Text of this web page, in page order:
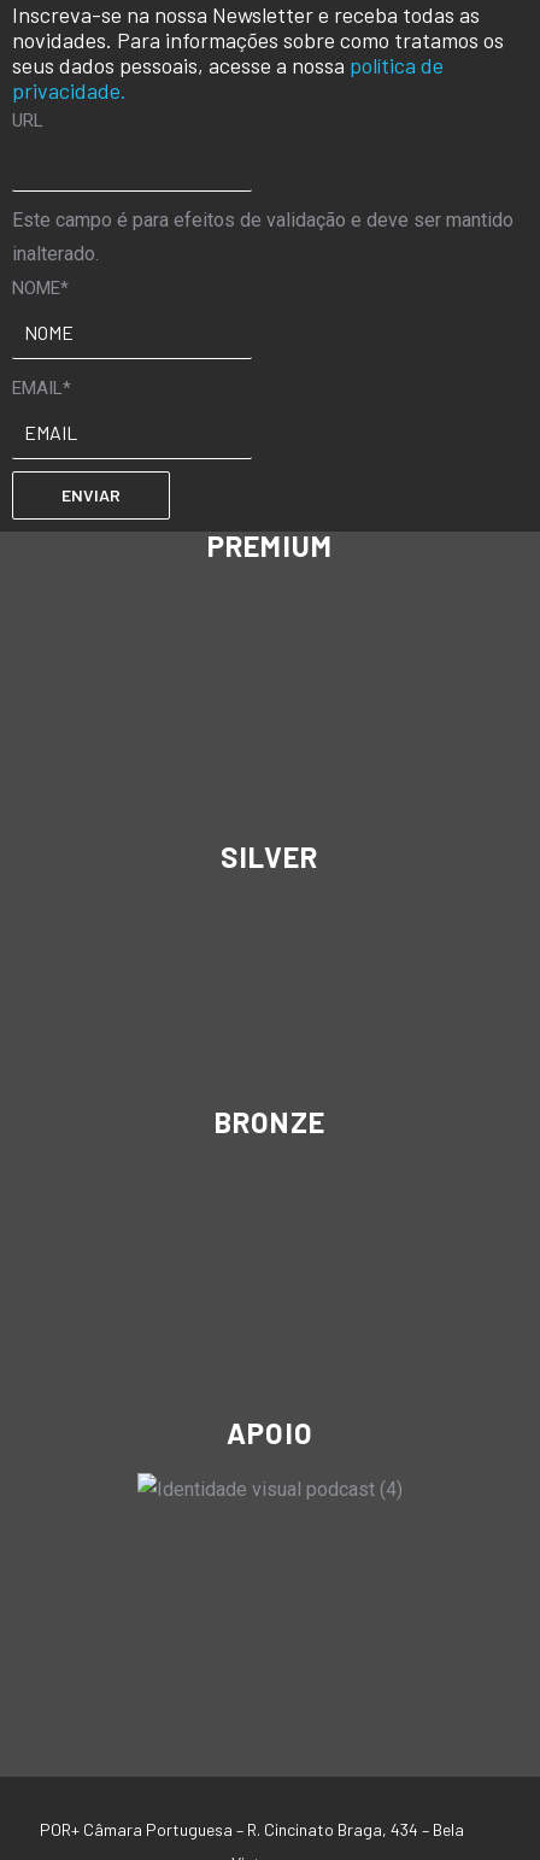
Inscreva-se na nossa Newsletter e receba todas as
novidades. Para informações sobre como tratamos os
seus dados pessoais, acesse a nossa política de
privacidade.
URL
Este campo é para efeitos de validação e deve ser mantido
inalterado.
NOME*
EMAIL*
PREMIUM
SILVER
BRONZE
APOIO
POR+ Câmara Portuguesa – R. Cincinato Braga, 434 – Bela